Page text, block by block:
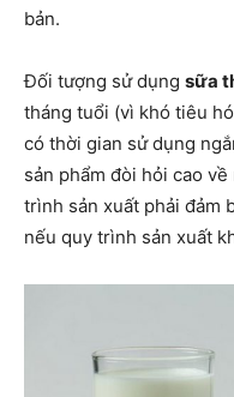
bản.
Đối tượng sử dụng sữa
tháng tuổi (vì khó tiêu
có thời gian sử dụng
sản phẩm đòi hỏi cao
trình sản xuất phải đảm
nếu quy trình sản xuất